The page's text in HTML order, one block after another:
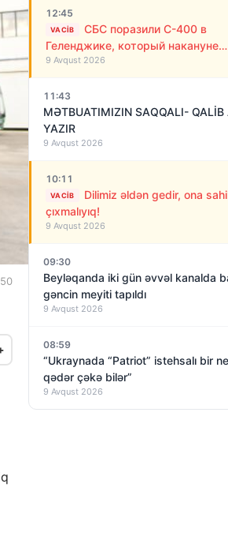
12:45
VACIB
СБС поразили С-400 в
Геленджике, который накануне
обстреливал Украину ракетами
9 Avqust 2026
11:43
MƏTBUATIMIZIN SAQQALI- QALİB
YAZIR
9 Avqust 2026
10:11
VACIB
Dilimiz əldən gedir, ona
çıxmalıyıq!
9 Avqust 2026
09:30
Beyləqanda iki gün əvvəl kanalda
gəncin meyiti tapıldı
9 Avqust 2026
08:59
“Ukraynada “Patriot” istehsalı bir
qədər çəkə bilər”
9 Avqust 2026